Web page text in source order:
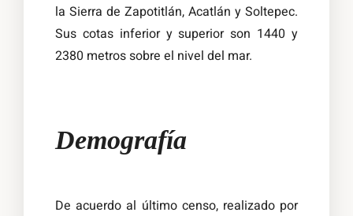
la Sierra de Zapotitlán, Acatlán y Soltepec.
Sus cotas inferior y superior son 1440 y
2380 metros sobre el nivel del mar.
Demografía
De acuerdo al último censo, realizado por